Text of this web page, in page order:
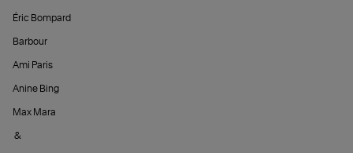
Éric Bompard
Barbour
Ami Paris
Anine Bing
Max Mara
&